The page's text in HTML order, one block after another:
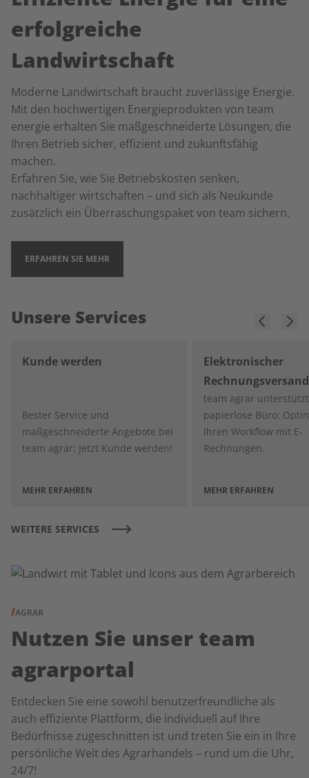
erfolgreiche
Landwirtschaft
Moderne Landwirtschaft braucht zuverlässige Energie.
Mit den hochwertigen Energieprodukten von team
energie erhalten Sie maßgeschneiderte Lösungen, die
Ihren Betrieb sicher, effizient und zukunftsfähig
machen.
Erfahren Sie, wie Sie Betriebskosten senken,
nachhaltiger wirtschaften – und sich als Neukunde
zusätzlich ein Überraschungspaket von team sichern.
ERFAHREN SIE MEHR
Unsere Services
Kunde werden
Bester Service und
maßgeschneiderte Angebote bei
team agrar: Jetzt Kunde werden!
MEHR ERFAHREN
Elektronischer
Rechnungsversand
team agrar
papierlose Büro:
Ihren Workflow mit E-
Rechnungen.
MEHR ERFAHREN
WEITERE SERVICES
AGRAR
Nutzen Sie unser team
agrarportal
Entdecken Sie eine sowohl benutzerfreundliche als
auch effiziente Plattform, die individuell auf Ihre
Bedürfnisse zugeschnitten ist und treten Sie ein in Ihre
persönliche Welt des Agrarhandels – rund um die Uhr,
24/7!